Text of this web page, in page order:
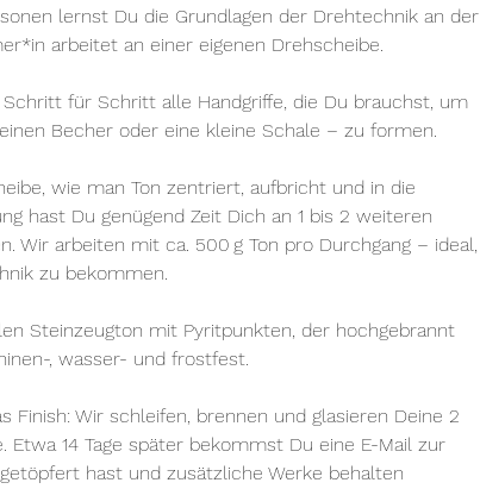
lernst Du die Grundlagen der Drehtechnik an der
arbeitet an einer eigenen Drehscheibe.
für Schritt alle Handgriffe, die Du brauchst, um
Becher oder eine kleine Schale – zu formen.
wie man Ton zentriert, aufbricht und in die
hast Du genügend Zeit Dich an 1 bis 2 weiteren
Wir arbeiten mit ca. 500 g Ton pro Durchgang – ideal,
zu bekommen.
Steinzeugton mit Pyritpunkten, der hochgebrannt
, wasser- und frostfest.
Wir schleifen, brennen und glasieren Deine 2
14 Tage später bekommst Du eine E-Mail zur
hast und zusätzliche Werke behalten